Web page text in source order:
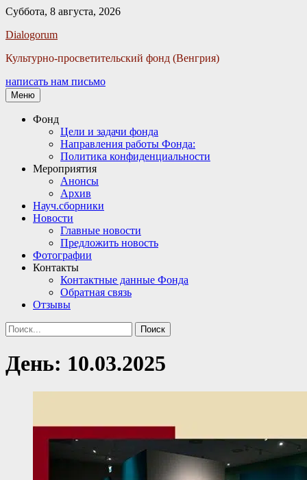
Суббота, 8 августа, 2026
Dialogorum
Культурно-просветительский фонд (Венгрия)
написать нам письмо
Меню
Основное
Фонд
Цели и задачи фонда
Направления работы Фонда:
Политика конфиденциальности
Мероприятия
Анонсы
Архив
Науч.сборники
Новости
Главные новости
Предложить новость
Фотографии
Контакты
Контактные данные Фонда
Обратная связь
Отзывы
Поиск
Найти:
День: 10.03.2025